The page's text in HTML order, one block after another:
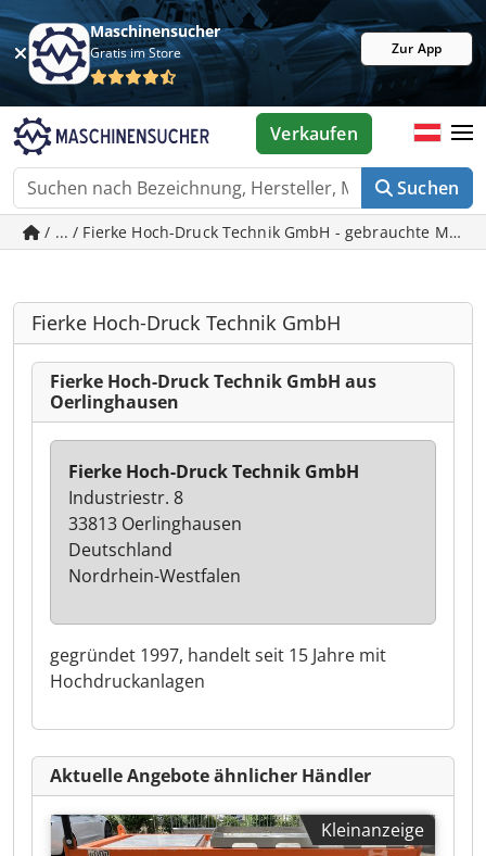
Maschinensucher
Gratis im Store Zur App
Suchen
Verkaufen
/ ... / Fierke Hoch-Druck Technik GmbH - gebrauchte
Fierke Hoch-Druck Technik GmbH
Fierke Hoch-Druck Technik GmbH aus
Oerlinghausen
gegründet 1997, handelt seit 15 Jahre mit
Hochdruckanlagen
Fierke Hoch-Druck Technik GmbH
Industriestr. 8
33813 Oerlinghausen
Deutschland
Nordrhein-Westfalen
Aktuelle Angebote ähnlicher Händler
Kleinanzeige